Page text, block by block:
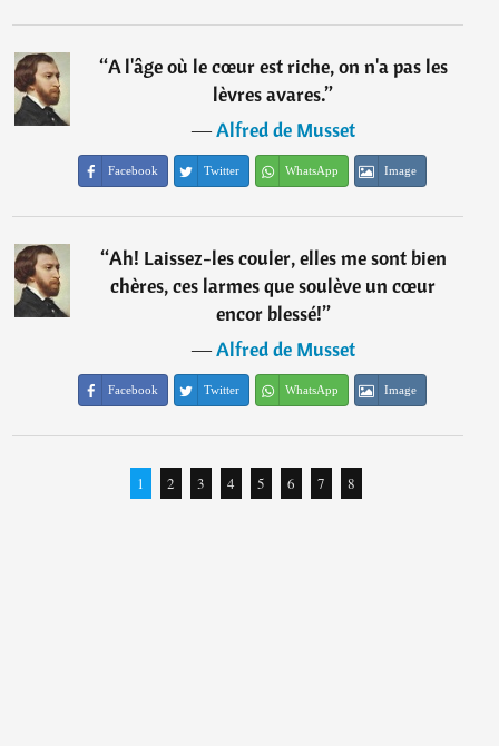
“A l'âge où le cœur est riche, on n'a pas les
lèvres avares.”
―Alfred de Musset
Facebook Twitter WhatsApp Image
“Ah! Laissez-les couler, elles me sont bien
chères, ces larmes que soulève un cœur
encor blessé!”
―Alfred de Musset
Facebook Twitter WhatsApp Image
1 2 3 4 5 6 7 8